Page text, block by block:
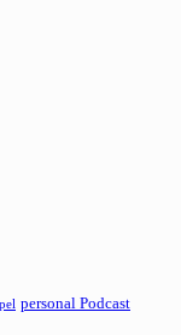
personal Podcast